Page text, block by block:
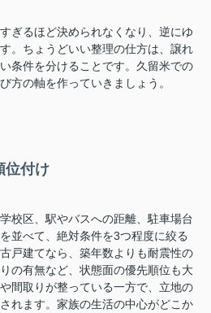
ぎるほど決められなくなり、逆にゆ
。ちょうどいい整理の仕方は、譲れ
条件を分けることです。久留米での
方の軸を作っていきましょう。
位付け
校区、駅やバスへの距離、駐車場台
並べて、絶対条件を3つ程度に絞る
戸建てなら、築年数よりも耐震性の
の有無など、状態面の優先順位も大
間取りが整っている一方で、立地の
れます。家族の生活の中心がどこか